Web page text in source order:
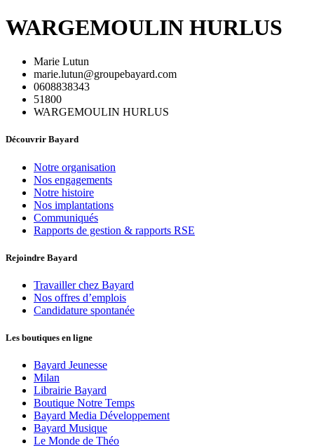
WARGEMOULIN HURLUS
Marie Lutun
marie.lutun@groupebayard.com
0608838343
51800
WARGEMOULIN HURLUS
Découvrir Bayard
Notre organisation
Nos engagements
Notre histoire
Nos implantations
Communiqués
Rapports de gestion & rapports RSE
Rejoindre Bayard
Travailler chez Bayard
Nos offres d’emplois
Candidature spontanée
Les boutiques en ligne
Bayard Jeunesse
Milan
Librairie Bayard
Boutique Notre Temps
Bayard Media Développement
Bayard Musique
Le Monde de Théo